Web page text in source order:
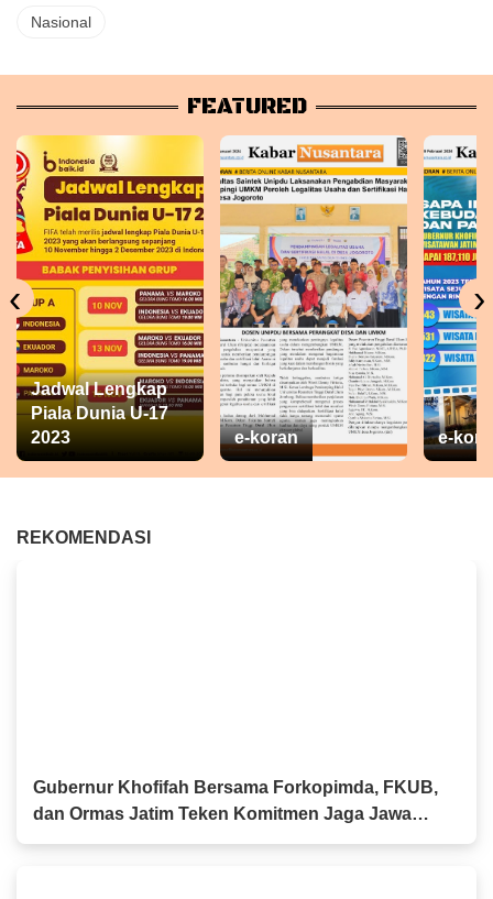
Nasional
FEATURED
Jadwal Lengkap
Piala Dunia U-17
2023
e-koran e-
‹ ›
REKOMENDASI
Gubernur Khofifah Bersama Forkopimda, FKUB,
dan Ormas Jatim Teken Komitmen Jaga Jawa
Timur Tetap Damai